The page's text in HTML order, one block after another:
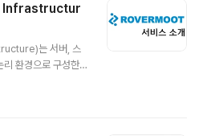
용할 수 있으며, Sof
도 제공합니다. 간
솔루션과 Micros
우선, Azure Stack
공되며, N..
Infrastructur
는 서버, 스
리 환경으로 구성한
에서는 HCI 구성을